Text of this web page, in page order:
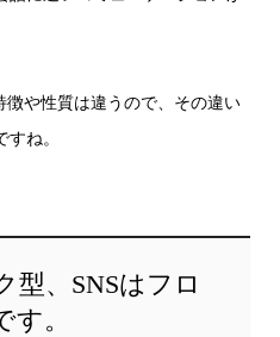
徴や性質は違うので、その違い
ね。
型、SNSはフロ
。